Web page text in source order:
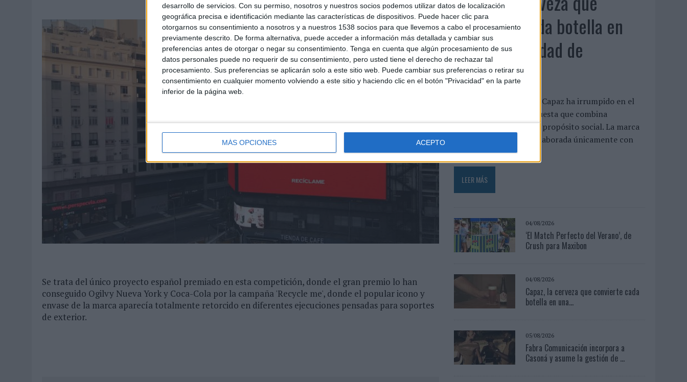
desarrollo de servicios. Con su permiso, nosotros y nuestros socios podemos utilizar datos de localización
geográfica precisa e identificación mediante las características de dispositivos. Puede hacer clic para
otorgarnos su consentimiento a nosotros y a nuestros 1538 socios para que llevemos a cabo el procesamiento
previamente descrito. De forma alternativa, puede acceder a información más detallada y cambiar sus
preferencias antes de otorgar o negar su consentimiento. Tenga en cuenta que algún procesamiento de sus
datos personales puede no requerir de su consentimiento, pero usted tiene el derecho de rechazar tal
procesamiento. Sus preferencias se aplicarán solo a este sitio web. Puede cambiar sus preferencias o retirar su
consentimiento en cualquier momento volviendo a este sitio y haciendo clic en el botón "Privacidad" en la parte
inferior de la página web.
MÁS OPCIONES ACEPTO
Se trata del único proyecto español premiado en esta competición, donde el gran premio lo han
conseguido Ogilvy Nueva York y Coca-Cola por la campaña 'Recycle me', donde el popular icono y
envase de la marca aparecía totalmente retorcido en diferentes ejecuciones pensadas para soportes
de exterior.
convierte cada botella en
una oportunidad de
inclusión
La cervecera madrileña Capaz ha irrumpido en el
mercado con una propuesta que combina
elaboración artesanal y propósito social. La marca
presenta una cerveza elaborada únicamente con
agua, malta,...
LEER MÁS
04/08/2026
‘El Match Perfecto del Verano’, de
Crush para Maxibon
04/08/2026
Capaz, la cerveza que convierte cada
botella en una...
05/08/2026
Fabra Comunicación incorpora a
Casoná y asume la gestión de ...